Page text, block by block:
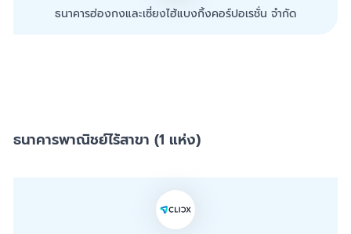
ธนาคารฮ่องกงและเซี่ยงไฮ้แบงกิ้งคอร์ปอเรชั่น จำกัด
ธนาคารพาณิชย์ไร้สาขา (1 แห่ง)